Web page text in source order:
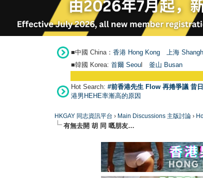
■中國 China： 香港 Hong Kong 上海
■韓國 Korea: 首爾 Seou 釜山 Busan
Hot Search: #前香港先生 Flow 再捲爭議 昔
港男HEHE率漸高的原因
HKGAY 同志資訊平台 › Main Discussions 主版討論 ›
有無去開 胡 同 嘅朋友…